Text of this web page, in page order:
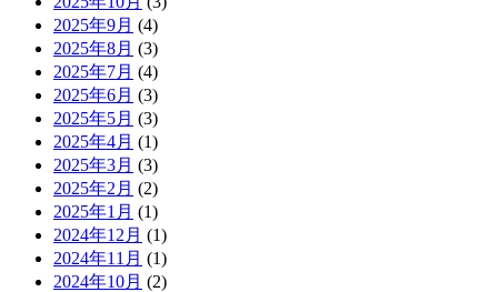
2025年9月 (4)
2025年8月 (3)
2025年7月 (4)
2025年6月 (3)
2025年5月 (3)
2025年4月 (1)
2025年3月 (3)
2025年2月 (2)
2025年1月 (1)
2024年12月 (1)
2024年11月 (1)
2024年10月 (2)